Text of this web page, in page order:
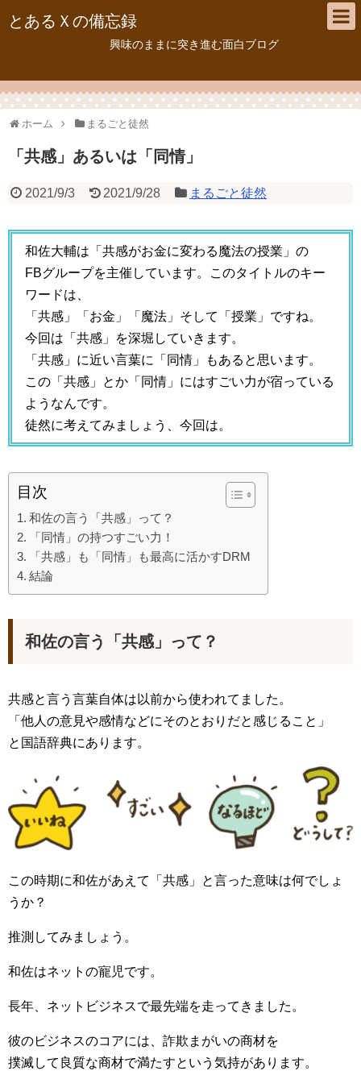
とあるＸの備忘録
興味のままに突き進む面白ブログ
ホーム まるごと徒然
「共感」あるいは「同情」
2021/9/3 2021/9/28 まるごと徒然
和佐大輔は「共感がお金に変わる魔法の授業」の
FBグループを主催しています。このタイトルのキー
ワードは、
「共感」「お金」「魔法」そして「授業」ですね。
今回は「共感」を深堀していきます。
「共感」に近い言葉に「同情」もあると思います。
この「共感」とか「同情」にはすごい力が宿っている
ようなんです。
徒然に考えてみましょう、今回は。
目次
和佐の言う「共感」って？
「同情」の持つすごい力！
「共感」も「同情」も最高に活かすDRM
結論
和佐の言う「共感」って？
共感と言う言葉自体は以前から使われてました。
「他人の意見や感情などにそのとおりだと感じること」
と国語辞典にあります。
この時期に和佐があえて「共感」と言った意味は何でしょ
うか？
推測してみましょう。
和佐はネットの寵児です。
長年、ネットビジネスで最先端を走ってきました。
彼のビジネスのコアには、詐欺まがいの商材を
撲滅して良質な商材で満たすという気持があります。